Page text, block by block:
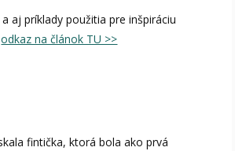
aj príklady použitia pre inšpiráciu
odkaz na článok TU >>
fintička, ktorá bola ako prvá